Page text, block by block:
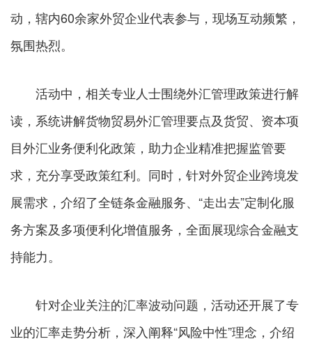
动，辖内60余家外贸企业代表参与，现场互动频繁，
氛围热烈。
活动中，相关专业人士围绕外汇管理政策进行解
读，系统讲解货物贸易外汇管理要点及货贸、资本项
目外汇业务便利化政策，助力企业精准把握监管要
求，充分享受政策红利。同时，针对外贸企业跨境发
展需求，介绍了全链条金融服务、“走出去”定制化服
务方案及多项便利化增值服务，全面展现综合金融支
持能力。
针对企业关注的汇率波动问题，活动还开展了专
业的汇率走势分析，深入阐释“风险中性”理念，介绍